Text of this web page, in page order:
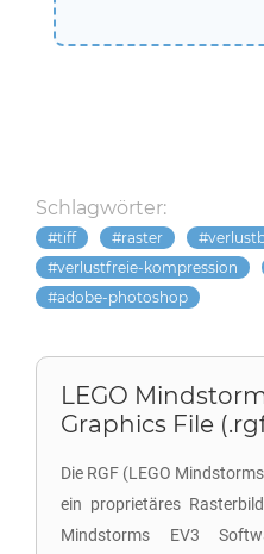
Schlagwörter:
tiff raster
verlustfreie-kompression
adobe-photoshop
LEGO
Graphics File
Die RGF (LEGO
ein proprietäres
Mindstorms EV3